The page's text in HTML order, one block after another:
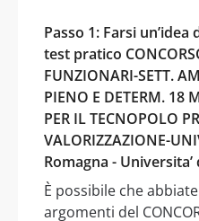
Passo 1: Farsi
test pratico
FUNZIONARI-SETT.
PIENO E DETERM. 18
PER IL TECNOPOLO
VALORIZZAZIONE-
Romagna -
È possibile che
argomenti del